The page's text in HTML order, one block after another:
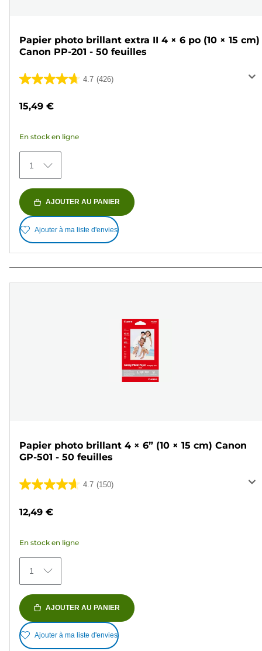
Papier photo brillant extra II 4 × 6 po (10 × 15 cm)
Canon PP-201 - 50 feuilles
4.7 (426)
4.7
426
avis
15,49 €
En stock en ligne
1
AJOUTER AU PANIER
Ajouter à ma liste d'envies
Papier photo brillant 4 × 6” (10 × 15 cm) Canon
GP-501 - 50 feuilles
4.7 (150)
4.7
5
150
avis
12,49 €
En stock en ligne
1
AJOUTER AU PANIER
Ajouter à ma liste d'envies